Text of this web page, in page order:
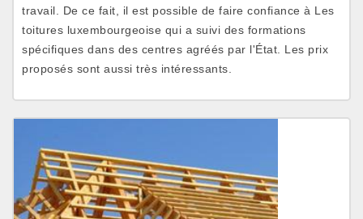
travail. De ce fait, il est possible de faire confiance à Les
toitures luxembourgeoise qui a suivi des formations
spécifiques dans des centres agréés par l'État. Les prix
proposés sont aussi très intéressants.